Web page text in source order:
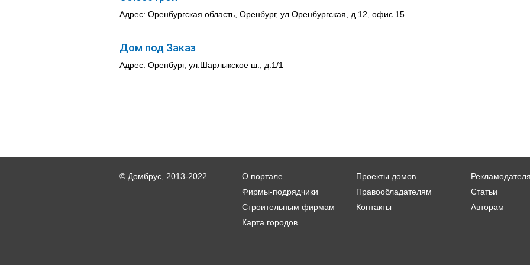
Адрес: Оренбургская область, Оренбург, ул.Оренбургская, д.12, офис 15
Дом под Заказ
Адрес: Оренбург, ул.Шарлыкское ш., д.1/1
© Домбрус, 2013-2022 О портале Проекты домов
Фирмы-подрядчики
Правообладателям
Статьи
Строительным фирмам
Контакты
Авторам
Карта городов